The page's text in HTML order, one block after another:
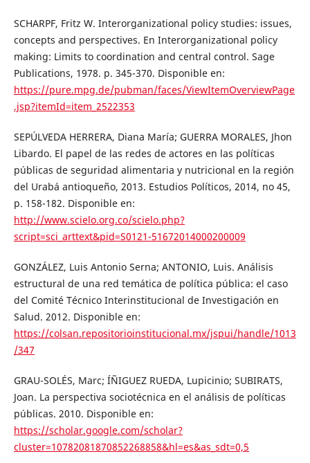
SCHARPF, Fritz W. Interorganizational policy studies: issues,
concepts and perspectives. En Interorganizational policy
making: Limits to coordination and central control. Sage
Publications, 1978. p. 345-370. Disponible en:
https://pure.mpg.de/pubman/faces/ViewItemOverviewPage
.jsp?itemId=item_2522353
SEPÚLVEDA HERRERA, Diana María; GUERRA MORALES, Jhon
Libardo. El papel de las redes de actores en las políticas
públicas de seguridad alimentaria y nutricional en la región
del Urabá antioqueño, 2013. Estudios Políticos, 2014, no 45,
p. 158-182. Disponible en:
http://www.scielo.org.co/scielo.php?
script=sci_arttext&pid=S0121-51672014000200009
GONZÁLEZ, Luis Antonio Serna; ANTONIO, Luis. Análisis
estructural de una red temática de política pública: el caso
del Comité Técnico Interinstitucional de Investigación en
Salud. 2012. Disponible en:
https://colsan.repositorioinstitucional.mx/jspui/handle/1013
/347
GRAU-SOLÉS, Marc; ÍÑIGUEZ RUEDA, Lupicinio; SUBIRATS,
Joan. La perspectiva sociotécnica en el análisis de políticas
públicas. 2010. Disponible en:
https://scholar.google.com/scholar?
cluster=10782081870852268858&hl=es&as_sdt=0,5